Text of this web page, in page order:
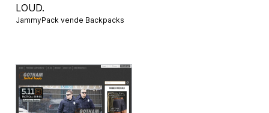
LOUD.
JammyPack vende Backpacks